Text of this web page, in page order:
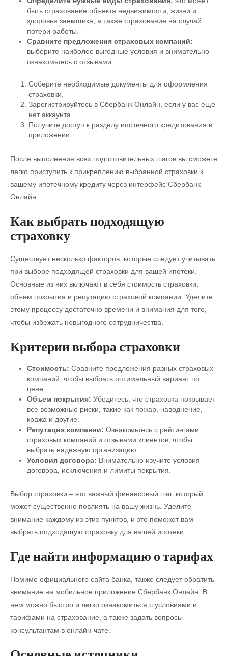
быть страхование объекта недвижимости, жизни и
здоровья заемщика, а также страхование на случай
потери работы.
Сравните предложения страховых компаний:
выберите наиболее выгодные условия и внимательно
ознакомьтесь с отзывами.
Соберите необходимые документы для оформления
страховки.
Зарегистрируйтесь в Сбербанк Онлайн, если у вас еще
нет аккаунта.
Получите доступ к разделу ипотечного кредитования в
приложении.
После выполнения всех подготовительных шагов вы сможете
легко приступить к прикреплению выбранной страховки к
вашему ипотечному кредиту через интерфейс Сбербанк
Онлайн.
Как выбрать подходящую
страховку
Существует несколько факторов, которые следует учитывать
при выборе подходящей страховки для вашей ипотеки.
Основные из них включают в себя стоимость страховки,
объем покрытия и репутацию страховой компании. Уделите
этому процессу достаточно времени и внимания для того,
чтобы избежать невыгодного сотрудничества.
Критерии выбора страховки
Стоимость: Сравните предложения разных страховых
компаний, чтобы выбрать оптимальный вариант по
цене.
Объем покрытия: Убедитесь, что страховка покрывает
все возможные риски, такие как пожар, наводнение,
кража и другие.
Репутация компании: Ознакомьтесь с рейтингами
страховых компаний и отзывами клиентов, чтобы
выбрать надежную организацию.
Условия договора: Внимательно изучите условия
договора, исключения и лимиты покрытия.
Выбор страховки – это важный финансовый шаг, который
может существенно повлиять на вашу жизнь. Уделите
внимание каждому из этих пунктов, и это поможет вам
выбрать подходящую страховку для вашей ипотеки.
Где найти информацию о тарифах
Помимо официального сайта банка, также следует обратить
внимание на мобильное приложение Сбербанк Онлайн. В
нем можно быстро и легко ознакомиться с условиями и
тарифами на страхование, а также задать вопросы
консультантам в онлайн-чате.